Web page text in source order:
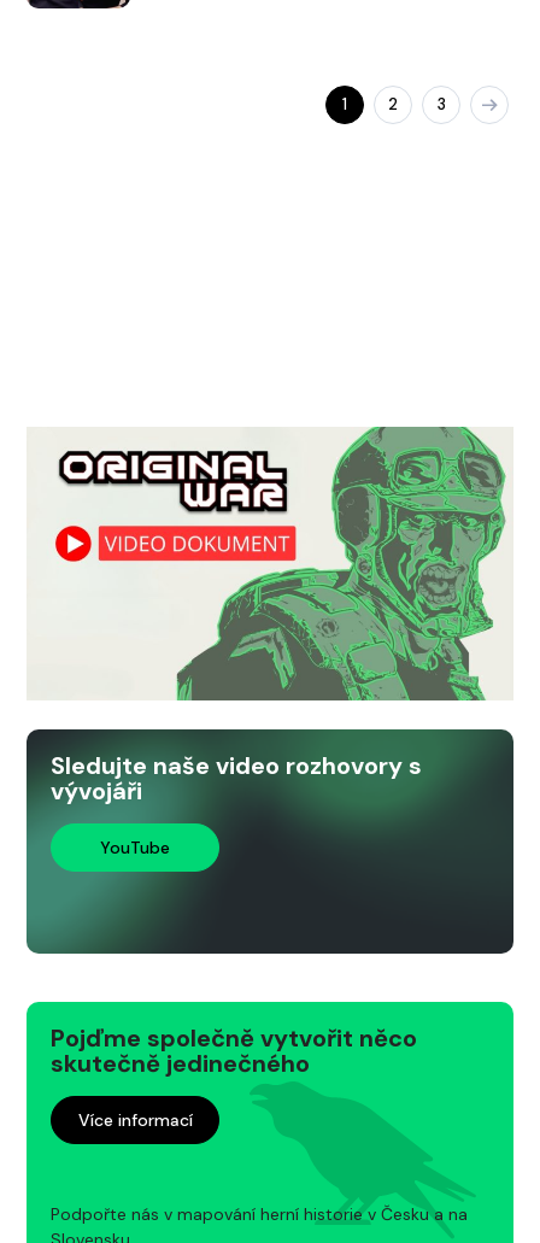
1 2 3
Sledujte naše video rozhovory s
vývojáři
YouTube
Pojďme společně vytvořit něco
skutečně jedinečného
Více informací
Podpořte nás v mapování herní historie v Česku a na